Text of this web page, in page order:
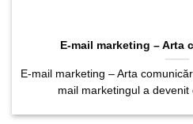
E-mail marketing – Arta
E-mail marketing – Arta
mail marketingul a devenit